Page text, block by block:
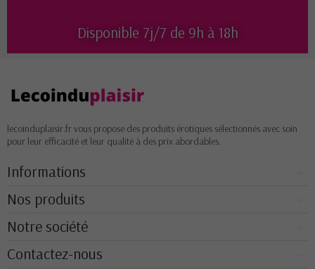
Disponible 7j/7 de 9h à 18h
lecoinduplaisir.fr vous propose des produits érotiques sélectionnés avec soin
pour leur efficacité et leur qualité à des prix abordables.
Informations
Nos produits
Notre société
Contactez-nous